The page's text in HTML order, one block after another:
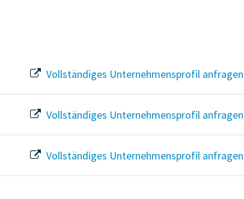
Vollständiges Unternehmensprofil anfragen
Vollständiges Unternehmensprofil anfragen
Vollständiges Unternehmensprofil anfragen